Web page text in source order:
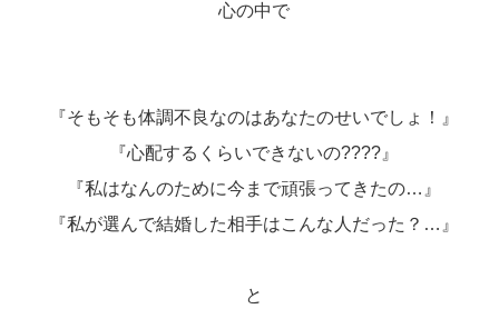
心の中で
『そもそも体調不良なのはあなたのせいでしょ！』
『心配するくらいできないの????』
『私はなんのために今まで頑張ってきたの…』
『私が選んで結婚した相手はこんな人だった？…』
と